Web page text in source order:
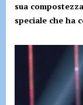
sua
speciale che ha